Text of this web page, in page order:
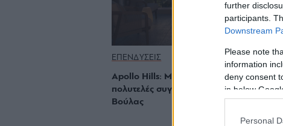
further
participants.
Downstream
Please note
information
deny consent
in below
Personal
ΕΠΕΝΔΥΣΕΙΣ
Apollo Hills: Μια ματιά μέσα στο νέο
πολυτελές συγκρότημα κατοικιών της
Βούλας